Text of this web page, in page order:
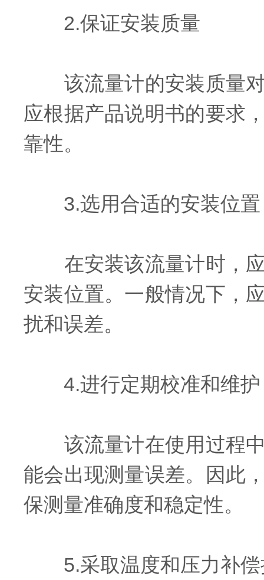
2.保证安装质量
该流量计的安装质量对
应根据产品说明书的要求
靠性。
3.选用合适的安装位置
在安装该流量计时，应
安装位置。一般情况下，
扰和误差。
4.进行定期校准和维护
该流量计在使用过程中
能会出现测量误差。因此
保测量准确度和稳定性。
5.采取温度和压力补偿